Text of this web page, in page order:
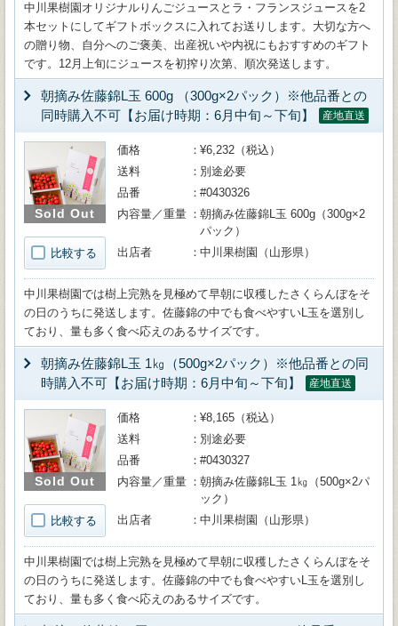
中川果樹園オリジナルりんごジュースとラ・フランスジュースを2
本セットにしてギフトボックスに入れてお送りします。大切な方へ
の贈り物、自分へのご褒美、出産祝いや内祝にもおすすめのギフト
です。12月上旬にジュースを初搾り次第、順次発送します。
朝摘み佐藤錦L玉 600g （300g×2パック）※他品番との
同時購入不可【お届け時期：6月中旬～下旬】
産地直送
Sold Out
比較する
価格
¥6,232（税込）
送料
別途必要
品番
#0430326
内容量／重量
朝摘み佐藤錦L玉 600g（300g×2
パック）
出店者
中川果樹園（山形県）
中川果樹園では樹上完熟を見極めて早朝に収穫したさくらんぼをそ
の日のうちに発送します。佐藤錦の中でも食べやすいL玉を選別し
ており、量も多く食べ応えのあるサイズです。
朝摘み佐藤錦L玉 1㎏（500g×2パック）※他品番との同
時購入不可【お届け時期：6月中旬～下旬】
産地直送
Sold Out
比較する
価格
¥8,165（税込）
送料
別途必要
品番
#0430327
内容量／重量
朝摘み佐藤錦L玉 1㎏（500g×2パ
ック）
出店者
中川果樹園（山形県）
中川果樹園では樹上完熟を見極めて早朝に収穫したさくらんぼをそ
の日のうちに発送します。佐藤錦の中でも食べやすいL玉を選別し
ており、量も多く食べ応えのあるサイズです。